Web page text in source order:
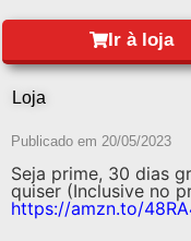
Ir à loja
Loja
Publicado em 20/05/2023
Seja prime, 30 dias
quiser (Inclusive no
https://amzn.to/